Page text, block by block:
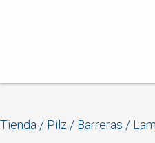
Tienda / Pilz / Barreras /